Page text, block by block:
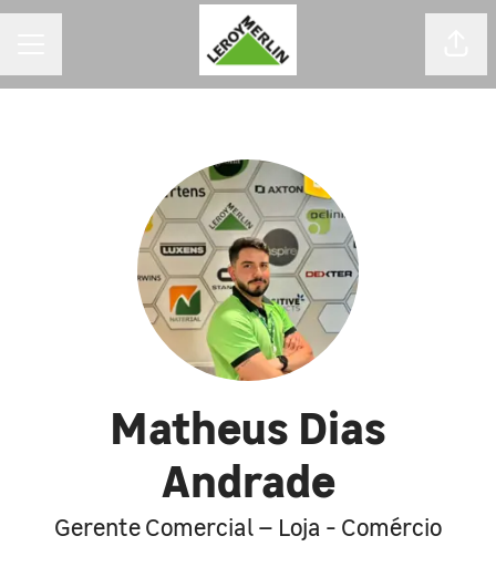
Matheus Dias
Andrade
Gerente Comercial – Loja - Comércio